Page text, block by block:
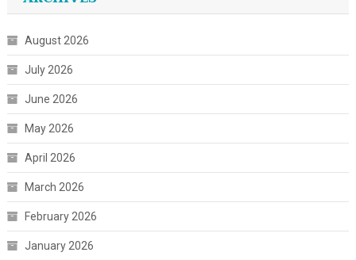
August 2026
July 2026
June 2026
May 2026
April 2026
March 2026
February 2026
January 2026